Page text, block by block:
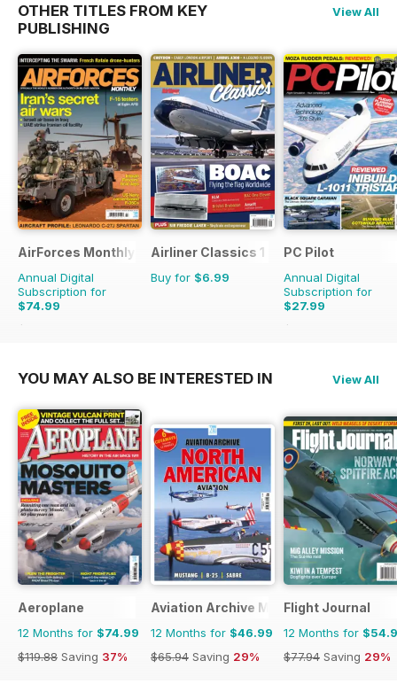
OTHER TITLES FROM KEY
PUBLISHING
View All
AirForces Monthly
Annual Digital
Subscription for
$74.99
$119.88
Airliner Classics 1
Buy for $6.99
PC Pilot
Annual Digital
Subscription for
$27.99
$59.94
YOU MAY ALSO BE INTERESTED IN View All
Aeroplane
12 Months for $74.99
$119.88 Saving 37%
Aviation Archive Magazine
12 Months for $46.99
$65.94 Saving 29%
Flight Journal
12 Months for
$77.94 Saving 29%